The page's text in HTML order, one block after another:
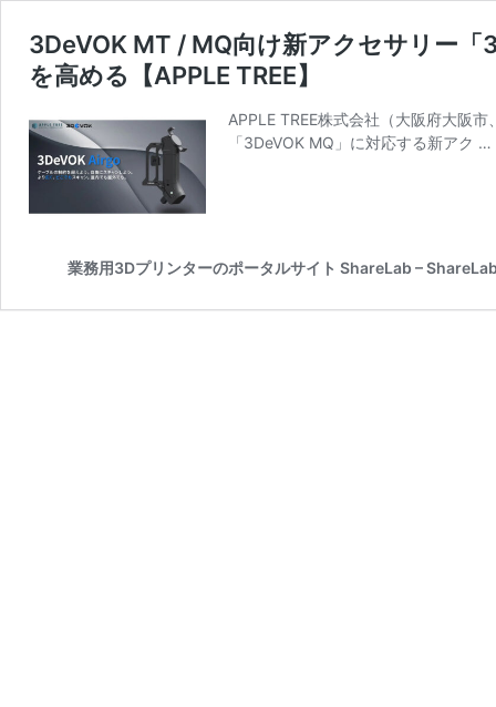
3DeVOK MT / MQ向け新アクセサリー
を高める【APPLE TREE】
APPLE TREE株式会社（大阪府大阪
「3DeVOK MQ」に対応する新アク …
業務用3Dプリンターのポータルサイト ShareLab –